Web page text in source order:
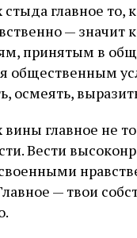
стыда главное
— значит
принятым в
общественным
осмеять,
вины главное не
Вести
— твои